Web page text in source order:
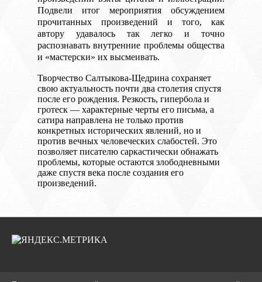
Подвели итог мероприятия обсуждением
прочитанных произведений и того, как
автору удавалось так легко и точно
распознавать внутренние проблемы общества
и «мастерски» их высмеивать.
Творчество Салтыкова-Щедрина сохраняет
свою актуальность почти два столетия спустя
после его рождения. Резкость, гипербола и
гротеск — характерные черты его письма, а
сатира направлена не только против
конкретных исторических явлений, но и
против вечных человеческих слабостей. Это
позволяет писателю саркастически обнажать
проблемы, которые остаются злободневными
даже спустя века после создания его
произведений.